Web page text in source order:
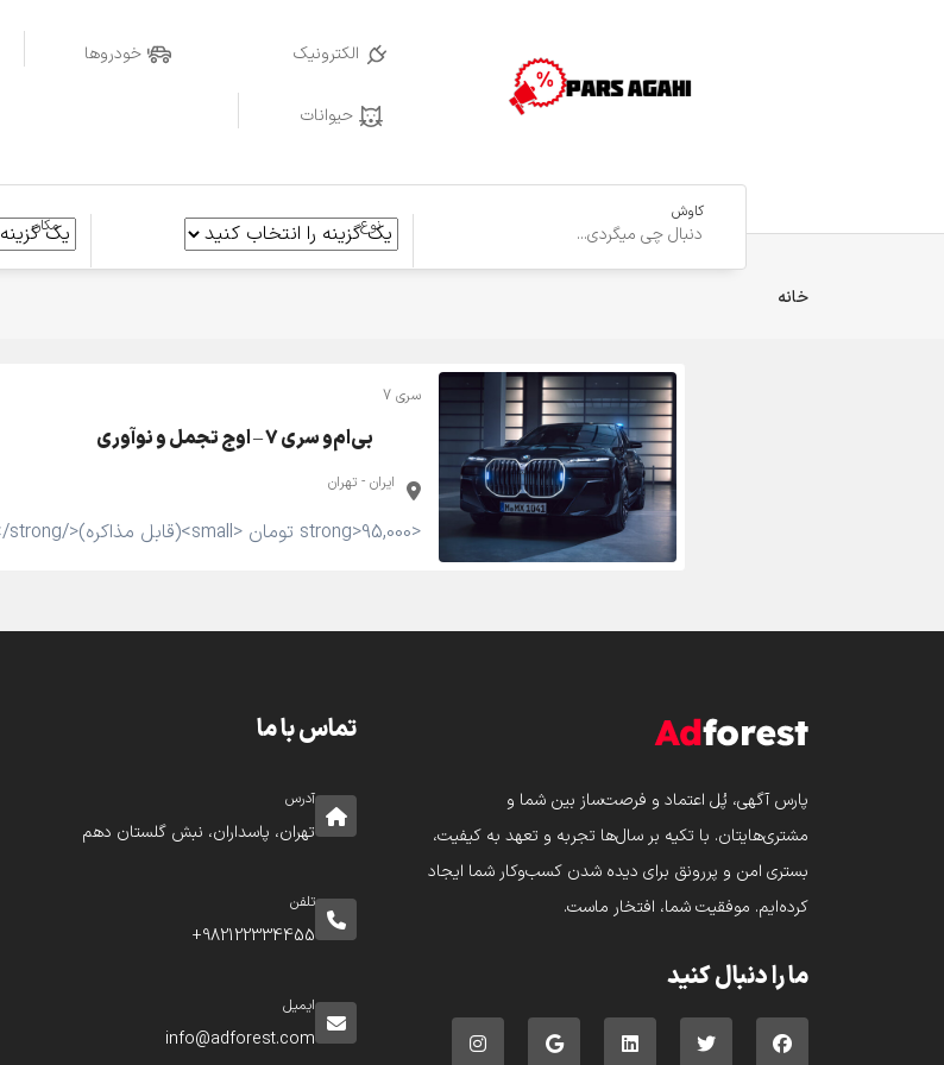
الکترونیک خودروها
حیوانات
کاوش
نوع مکان
خانه
سری 7
بی‌ام‌و سری ۷ – اوج تجمل و نوآوری
ایران - تهران
<strong>95,000 تومان <small>(قابل مذاکره)</small></strong>
پارس‌ آگهی، پُل اعتماد و فرصت‌ساز بین شما و
مشتری‌هایتان. با تکیه بر سال‌ها تجربه و تعهد به کیفیت،
بستری امن و پررونق برای دیده شدن کسب‌وکار شما ایجاد
کرده‌ایم. موفقیت شما، افتخار ماست.
ما را دنبال کنید
تماس با ما
آدرس
تهران، پاسداران، نبش گلستان دهم
تلفن
982122334455+
ایمیل
info@adforest.com